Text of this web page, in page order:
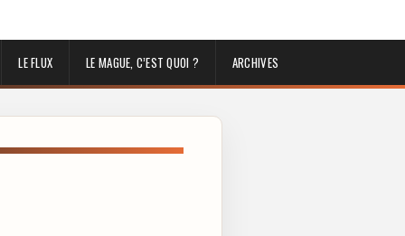
LE FLUX LE MAGUE, C’EST QUOI ? ARCHIVES